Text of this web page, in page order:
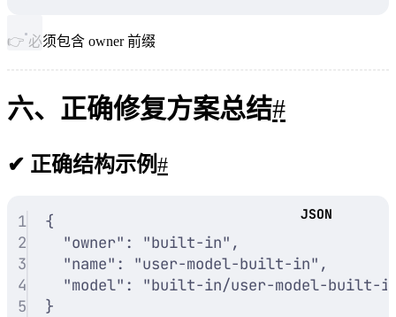
👉 必须包含 owner 前缀
六、正确修复方案总结#
✔ 正确结构示例#
1
{
2
"owner" : "built-in" ,
3
"name" : "user-model-built-in" ,
4
"model" : "built-in/user-model-built-
5
}